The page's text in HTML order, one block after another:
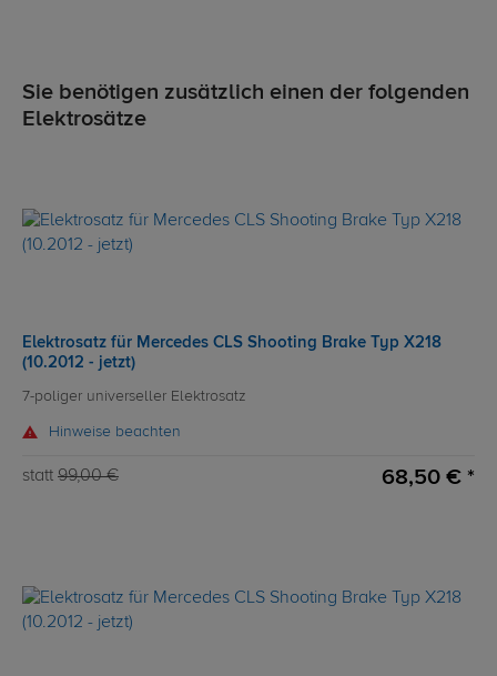
Sie benötigen zusätzlich einen der folgenden
Elektrosätze
Elektrosatz für Mercedes CLS Shooting Brake Typ X218
(10.2012 - jetzt)
7-poliger universeller Elektrosatz
Hinweise beachten
statt 99,00 € 68,50 € *